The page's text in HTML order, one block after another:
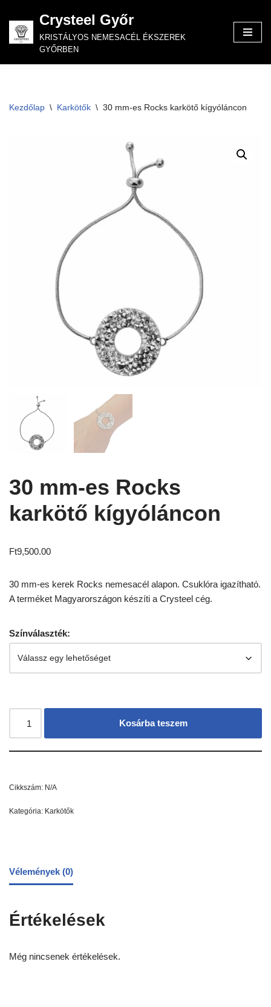
Skip
to
Crysteel Győr
KRISTÁLYOS NEMESACÉL ÉKSZEREK
GYŐRBEN
Kezdőlap \ Karkötők \ 30 mm-es Rocks karkötő kígyóláncon
30 mm-es Rocks
karkötő kígyóláncon
Ft9,500.00
30 mm-es kerek Rocks nemesacél alapon. Csuklóra igazítható.
A terméket Magyarországon készíti a Crysteel cég.
Színválaszték:
Kosárba teszem
Cikkszám: N/A
Kategória: Karkötők
Vélemények (0)
Értékelések
Még nincsenek értékelések.